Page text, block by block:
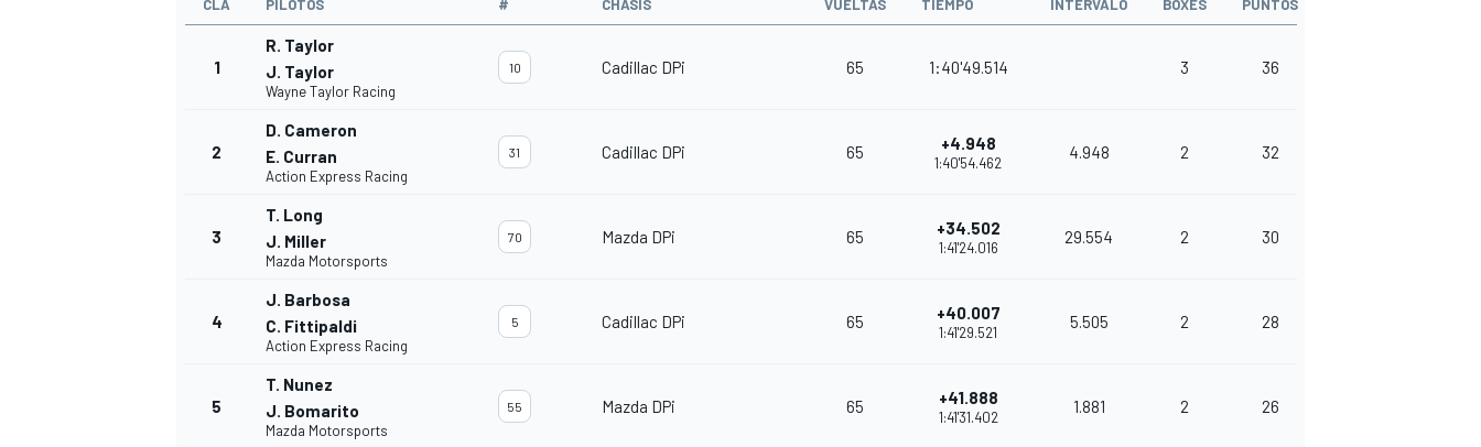
CLA PILOTOS # CHASIS VUELTAS TIEMPO INTERVALO BOXES PUNTOS
1
R. Taylor
J. Taylor
Wayne Taylor Racing
10 Cadillac DPi 65 1:40'49.514 3 36
2
D. Cameron
E. Curran
Action Express Racing
31 Cadillac DPi 65 +4.948
1:40'54.462
4.948 2 32
3
T. Long
J. Miller
Mazda Motorsports
70 Mazda DPi 65 +34.502
1:41'24.016
29.554 2 30
4
J. Barbosa
C. Fittipaldi
Action Express Racing
5 Cadillac DPi 65 +40.007
1:41'29.521
5.505 2 28
5
T. Nunez
J. Bomarito
Mazda Motorsports
55 Mazda DPi 65 +41.888
1:41'31.402
1.881 2 26